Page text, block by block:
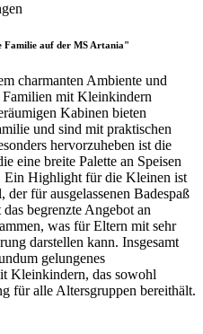
Familie auf der MS Artania"
charmanten Ambiente und
Familien mit Kleinkindern
Kabinen bieten
und sind mit praktischen
hervorzuheben ist die
eine breite Palette an Speisen
Ein Highlight für die Kleinen ist
für ausgelassenen Badespaß
begrenzte Angebot an
was für Eltern mit sehr
darstellen kann. Insgesamt
gelungenes
Kleinkindern, das sowohl
für alle Altersgruppen bereithält.